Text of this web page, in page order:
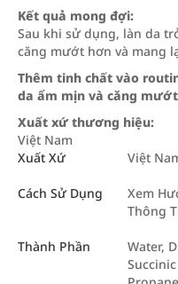
Kết quả mong đợi:
Sau khi sử dụng, làn da
căng mướt hơn và mang
Thêm tinh chất vào
da ẩm mịn và căng
Xuất xứ thương hiệu:
Việt Nam
Xuất Xứ
Việt
Cách Sử Dụng
Xem
Thông
Thành Phần
Water,